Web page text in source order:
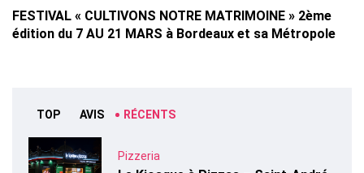
FESTIVAL « CULTIVONS NOTRE MATRIMOINE » 2ème
édition du 7 AU 21 MARS à Bordeaux et sa Métropole
TOP AVIS RÉCENTS
Pizzeria